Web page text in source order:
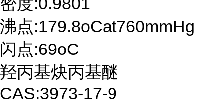
沸点:179.8oCat760mmHg
闪点:69oC
羟丙基炔丙基醚
CAS:3973-17-9